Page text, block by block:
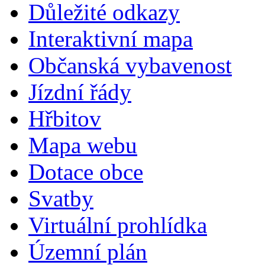
Důležité odkazy
Interaktivní mapa
Občanská vybavenost
Jízdní řády
Hřbitov
Mapa webu
Dotace obce
Svatby
Virtuální prohlídka
Územní plán